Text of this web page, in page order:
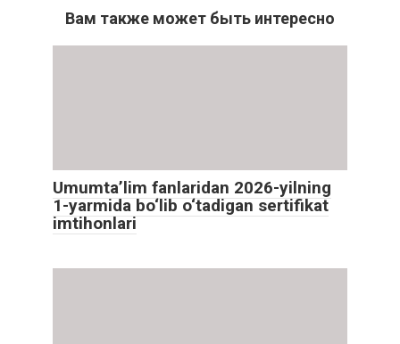
Вам также может быть интересно
Umumta’lim fanlaridan 2026-yilning
1-yarmida bo‘lib o‘tadigan sertifikat
imtihonlari